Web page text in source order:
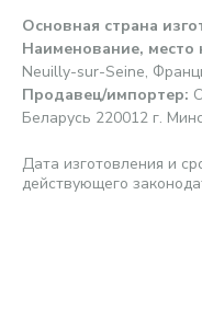
Основная страна
Наименование, место
Neuilly-sur-Seine,
Продавец/импортер:
Беларусь 220012 г.
Дата изготовления и
действующего